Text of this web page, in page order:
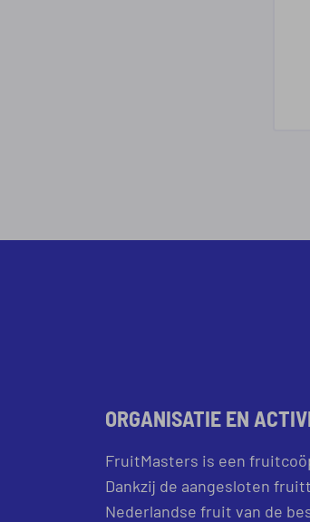
ORGANISATIE EN
FruitMasters is een
Dankzij de aangesloten
Nederlandse fruit van de